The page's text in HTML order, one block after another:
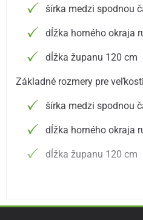
šírka medzi spodnou
dĺžka horného okraja
dĺžka županu 120 cm
Základné rozmery pre
šírka medzi spodnou
dĺžka horného okraja
dĺžka županu 120 cm